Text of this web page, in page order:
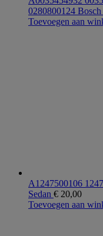
0280800124
Toevoegen aan
A1247500106
Sedan € 20,00
Toevoegen aan